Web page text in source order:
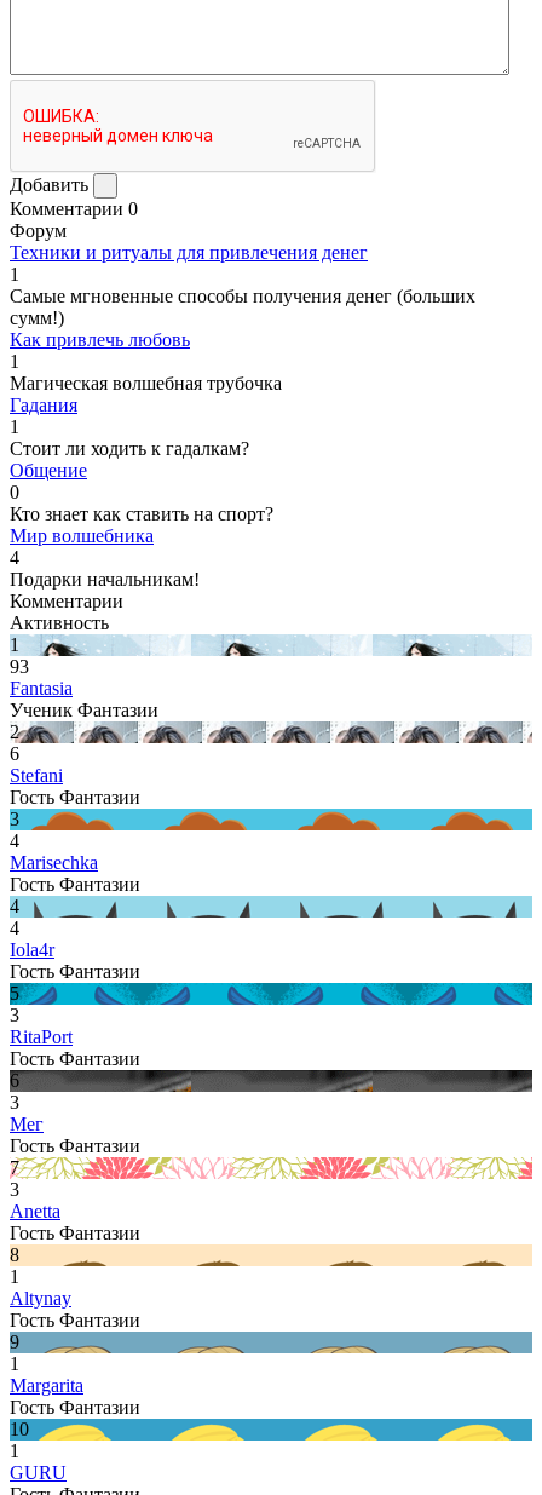
Добавить
Комментарии 0
Форум
Техники и ритуалы для привлечения денег
1
Самые мгновенные способы получения денег (больших
сумм!)
Как привлечь любовь
1
Магическая волшебная трубочка
Гадания
1
Стоит ли ходить к гадалкам?
Общение
0
Кто знает как ставить на спорт?
Мир волшебника
4
Подарки начальникам!
Комментарии
Активность
1
93
Fantasia
Ученик Фантазии
2
6
Stefani
Гость Фантазии
3
4
Marisechka
Гость Фантазии
4
4
Iola4r
Гость Фантазии
5
3
RitaPort
Гость Фантазии
6
3
Мег
Гость Фантазии
7
3
Anetta
Гость Фантазии
8
1
Altynay
Гость Фантазии
9
1
Margarita
Гость Фантазии
10
1
GURU